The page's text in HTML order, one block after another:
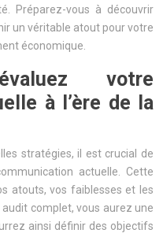
Préparez-vous à découvrir
un véritable atout pour votre
économique.
votre
à l’ère de la
stratégies, il est crucial de
actuelle. Cette
atouts, vos faiblesses et les
complet, vous aurez une
ainsi définir des objectifs